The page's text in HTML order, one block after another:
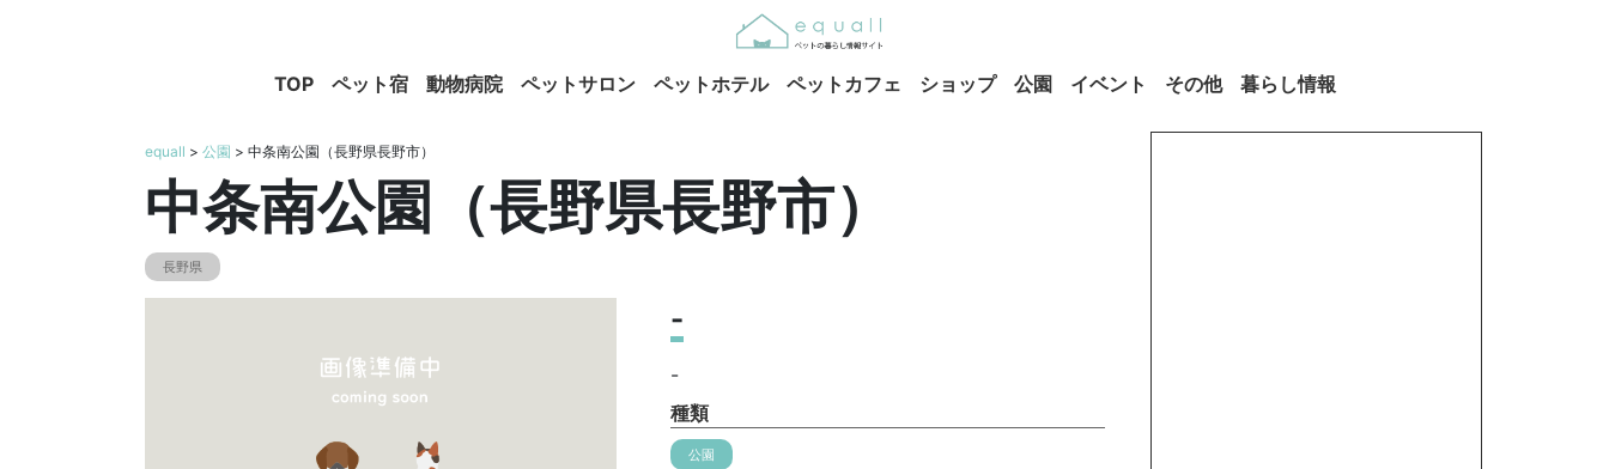
TOP ペット宿 動物病院 ペットサロン ペットホテル ペットカフェ ショップ 公園 イベント その他 暮らし情報
equall > 公園 > 中条南公園（長野県長野市）
中条南公園（長野県長野市）
長野県
-
-
種類
公園